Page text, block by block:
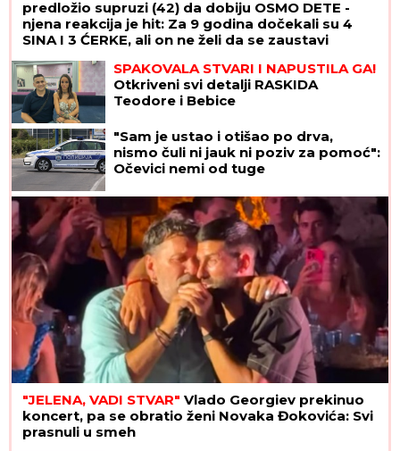
predložio supruzi (42) da dobiju OSMO DETE -
njena reakcija je hit: Za 9 godina dočekali su 4
SINA I 3 ĆERKE, ali on ne želi da se zaustavi
SPAKOVALA STVARI I NAPUSTILA GA!
Otkriveni svi detalji RASKIDA
Teodore i Bebice
"Sam je ustao i otišao po drva,
nismo čuli ni jauk ni poziv za pomoć":
Očevici nemi od tuge
"JELENA, VADI STVAR" Vlado Georgiev prekinuo
koncert, pa se obratio ženi Novaka Đokovića: Svi
prasnuli u smeh